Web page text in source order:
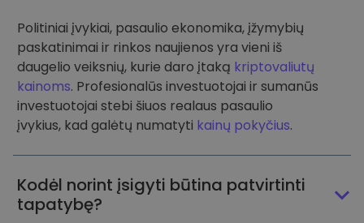
Politiniai įvykiai, pasaulio ekonomika, įžymybių
paskatinimai ir rinkos naujienos yra vieni iš
daugelio veiksnių, kurie daro įtaką kriptovaliutų
kainoms. Profesionalūs investuotojai ir sumanūs
investuotojai stebi šiuos realaus pasaulio
įvykius, kad galėtų numatyti kainų pokyčius.
Kodėl norint įsigyti būtina patvirtinti
tapatybę?